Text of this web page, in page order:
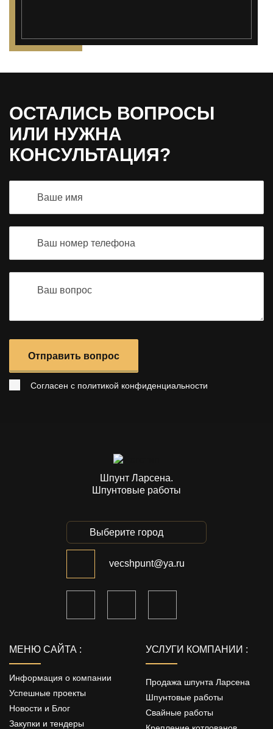
");">
ОСТАЛИСЬ ВОПРОСЫ
ИЛИ НУЖНА
КОНСУЛЬТАЦИЯ?
Отправить вопрос
Согласен с политикой конфиденциальности
Шпунт Ларсена.
Шпунтовые работы
Выберите город
vecshpunt@ya.ru
МЕНЮ САЙТА :
Информация о компании
Успешные проекты
Новости и Блог
Закупки и тендеры
УСЛУГИ КОМПАНИИ :
Продажа шпунта Ларсена
Шпунтовые работы
Свайные работы